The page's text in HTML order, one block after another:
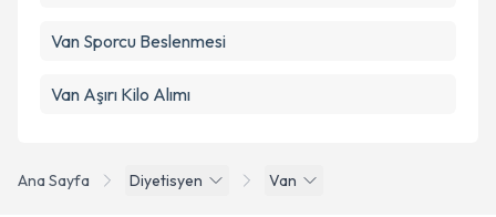
Ana Sayfa Diyetisyen Van
Van Sporcu Beslenmesi
Van Aşırı Kilo Alımı